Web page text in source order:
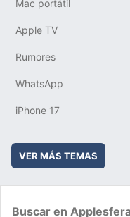
Mac portátil
Apple TV
Rumores
WhatsApp
iPhone 17
VER MÁS TEMAS